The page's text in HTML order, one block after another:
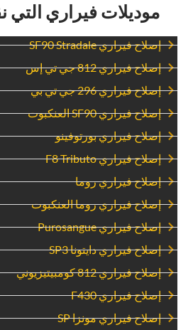
‏موديلات فيراري التي
‏إصلاح فيراري SF90 Stradale‏
‏إصلاح فيراري 812 جي تي إس‏
‏إصلاح فيراري 296 جي تي بي‏
‏إصلاح فيراري SF90 العنكبوت‏
‏إصلاح فيراري بورتوفينو‏
‏إصلاح فيراري F8 Tributo‏
‏إصلاح فيراري روما‏
‏إصلاح فيراري روما العنكبوت‏
‏إصلاح فيراري Purosangue‏
‏إصلاح فيراري دايتونا SP3‏
‏إصلاح فيراري 812 كومبيتيزيوني‏
‏إصلاح فيراري F430‏
‏إصلاح فيراري مونزا SP‏